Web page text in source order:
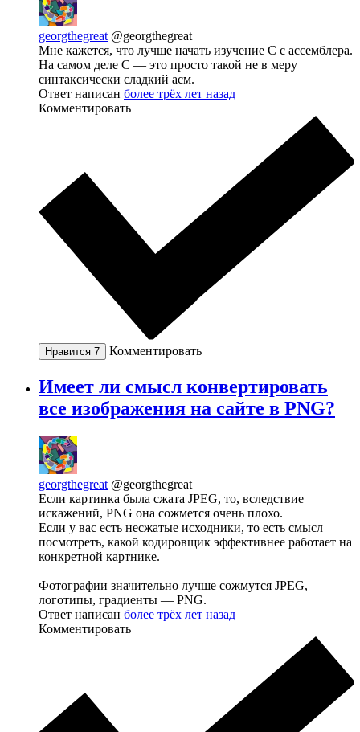
georgthegreat @georgthegreat
Мне кажется, что лучше начать изучение C с ассемблера.
На самом деле C — это просто такой не в меру
синтаксически сладкий асм.
Ответ написан более трёх лет назад
Комментировать
Нравится 7 Комментировать
Имеет ли смысл конвертировать
все изображения на сайте в PNG?
georgthegreat @georgthegreat
Если картинка была сжата JPEG, то, вследствие
искажений, PNG она сожмется очень плохо.
Если у вас есть несжатые исходники, то есть смысл
посмотреть, какой кодировщик эффективнее работает на
конкретной картнике.
Фотографии значительно лучше сожмутся JPEG,
логотипы, градиенты — PNG.
Ответ написан более трёх лет назад
Комментировать